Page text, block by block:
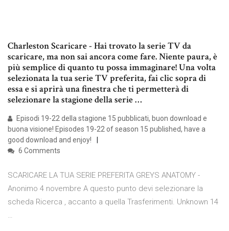
Charleston Scaricare - Hai trovato la serie TV da
scaricare, ma non sai ancora come fare. Niente paura, è
più semplice di quanto tu possa immaginare! Una volta
selezionata la tua serie TV preferita, fai clic sopra di
essa e si aprirà una finestra che ti permetterà di
selezionare la stagione della serie …
Episodi 19-22 della stagione 15 pubblicati, buon download e
buona visione! Episodes 19-22 of season 15 published, have a
good download and enjoy!
6 Comments
SCARICARE LA TUA SERIE PREFERITA GREYS ANATOMY -
Anonimo 4 novembre A questo punto devi selezionare la
scheda Ricerca , accanto a quella Trasferimenti. Unknown 14
…